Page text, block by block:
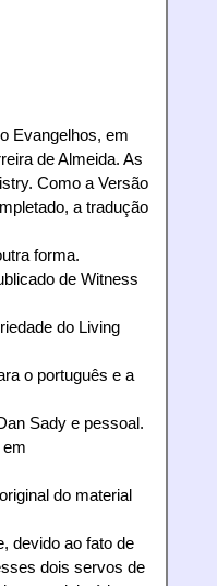
Evangelhos, em
de Almeida. As
Como a Versão
a tradução
forma.
de Witness
do Living
o português e a
Sady e pessoal.
do material
devido ao fato de
dois servos de